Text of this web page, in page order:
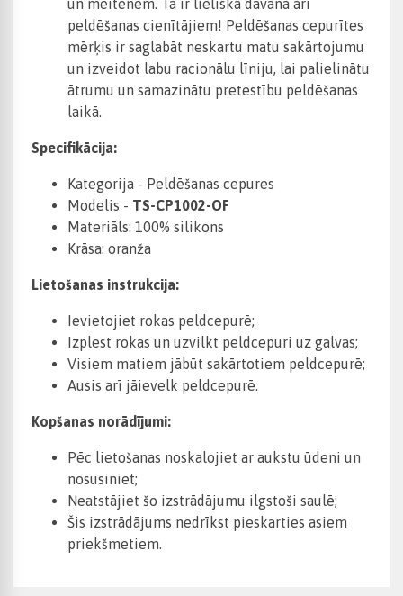
un meitenēm. Tā ir lieliska dāvana arī
peldēšanas cienītājiem! Peldēšanas cepurītes
mērķis ir saglabāt neskartu matu sakārtojumu
un izveidot labu racionālu līniju, lai palielinātu
ātrumu un samazinātu pretestību peldēšanas
laikā.
Specifikācija:
Kategorija - Peldēšanas cepures
Modelis - TS-CP1002-OF
Materiāls: 100% silikons
Krāsa: oranža
Lietošanas instrukcija:
Ievietojiet rokas peldcepurē;
Izplest rokas un uzvilkt peldcepuri uz galvas;
Visiem matiem jābūt sakārtotiem peldcepurē;
Ausis arī jāievelk peldcepurē.
Kopšanas norādījumi:
Pēc lietošanas noskalojiet ar aukstu ūdeni un
nosusiniet;
Neatstājiet šo izstrādājumu ilgstoši saulē;
Šis izstrādājums nedrīkst pieskarties asiem
priekšmetiem.